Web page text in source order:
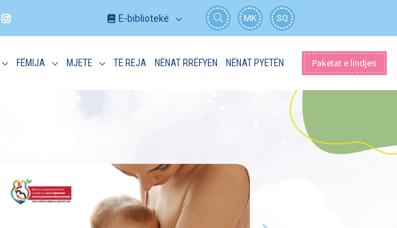
E-bibliotekë MK SQ
FËMIJA MJETE TË REJA NËNAT RRËFYEN NËNAT PYETËN Paketat e lindjes
Të reja
DHURATË SPECIALE –
MATERNITETI E